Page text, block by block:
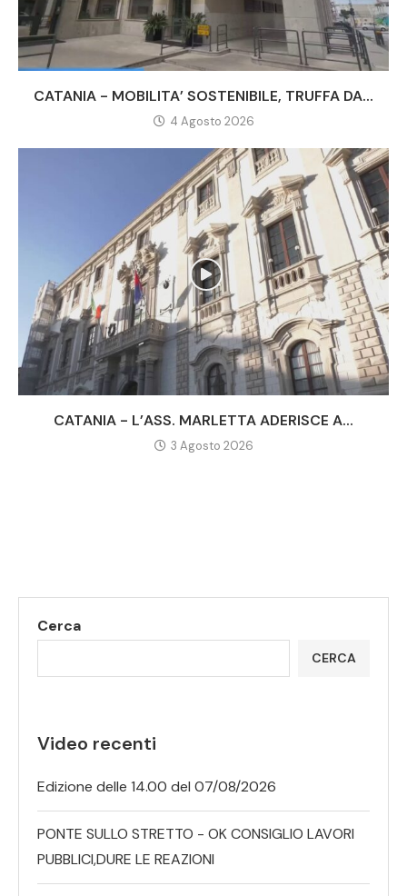
CATANIA - MOBILITA’ SOSTENIBILE, TRUFFA DA...
4 Agosto 2026
CATANIA - L’ASS. MARLETTA ADERISCE A...
3 Agosto 2026
Cerca
CERCA
Video recenti
Edizione delle 14.00 del 07/08/2026
PONTE SULLO STRETTO - OK CONSIGLIO LAVORI
PUBBLICI,DURE LE REAZIONI